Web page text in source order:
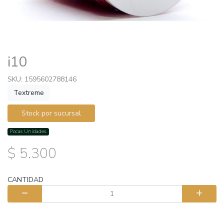
i10
SKU: 1595602788146
Textreme
Stock por sucursal
Pocas Unidades.
$ 5.300
CANTIDAD